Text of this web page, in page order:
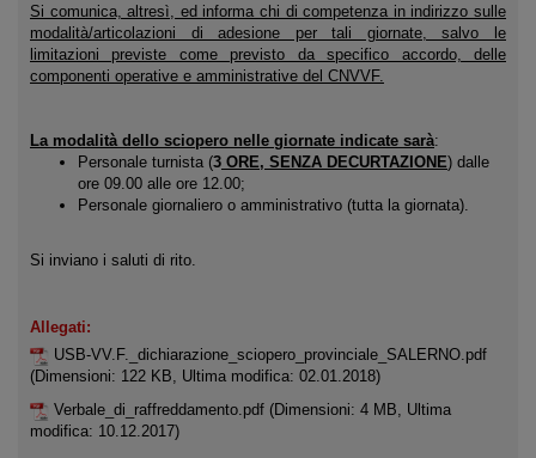
Si comunica, altresì, ed informa chi di competenza in indirizzo sulle
modalità/articolazioni di adesione per tali giornate, salvo le
limitazioni previste come previsto da specifico accordo, delle
componenti operative e amministrative del CNVVF.
La modalità dello sciopero nelle giornate indicate sarà:
Personale turnista (3 ORE, SENZA DECURTAZIONE) dalle
ore 09.00 alle ore 12.00;
Personale giornaliero o amministrativo (tutta la giornata).
Si inviano i saluti di rito.
Allegati:
USB-VV.F._dichiarazione_sciopero_provinciale_SALERNO.pdf
(Dimensioni: 122 KB, Ultima modifica: 02.01.2018)
Verbale_di_raffreddamento.pdf (Dimensioni: 4 MB, Ultima
modifica: 10.12.2017)